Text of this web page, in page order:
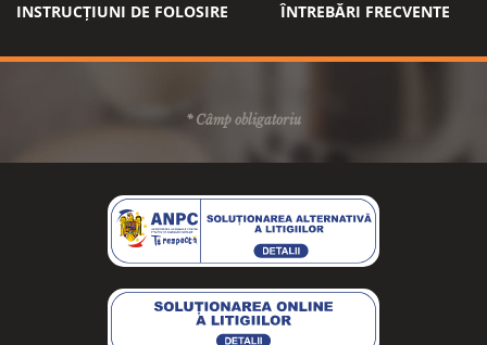
INSTRUCȚIUNI DE FOLOSIRE ÎNTREBĂRI FRECVENTE
* Câmp obligatoriu